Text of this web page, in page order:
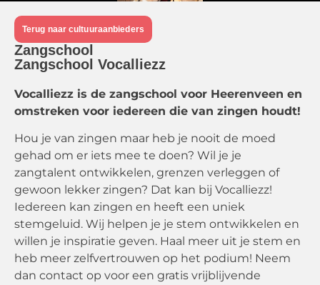
Terug naar cultuuraanbieders
Zangschool
Zangschool Vocalliezz
Vocalliezz is de zangschool voor Heerenveen en
omstreken voor iedereen die van zingen houdt!
Hou je van zingen maar heb je nooit de moed
gehad om er iets mee te doen? Wil je je
zangtalent ontwikkelen, grenzen verleggen of
gewoon lekker zingen? Dat kan bij Vocalliezz!
Iedereen kan zingen en heeft een uniek
stemgeluid. Wij helpen je je stem ontwikkelen en
willen je inspiratie geven. Haal meer uit je stem en
heb meer zelfvertrouwen op het podium! Neem
dan contact op voor een gratis vrijblijvende